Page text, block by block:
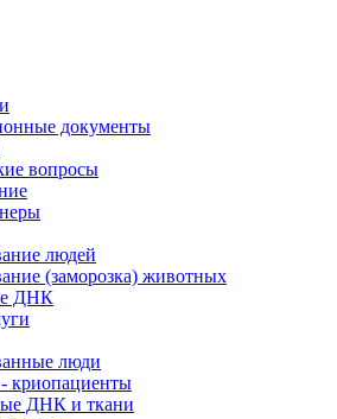
документы
вопросы
людей
(заморозка) животных
ДНК
люди
криопациенты
ДНК и ткани